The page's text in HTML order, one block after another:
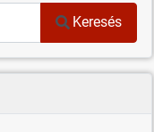
Keresés